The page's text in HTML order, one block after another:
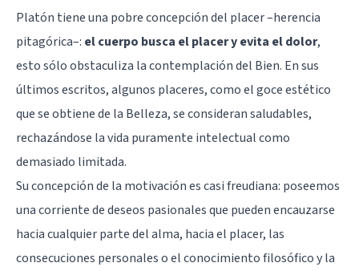
Platón tiene una pobre concepción del placer –herencia
pitagórica–: el cuerpo busca el placer y evita el dolor,
esto sólo obstaculiza la contemplación del Bien. En sus
últimos escritos, algunos placeres, como el goce estético
que se obtiene de la Belleza, se consideran saludables,
rechazándose la vida puramente intelectual como
demasiado limitada.
Su concepción de la motivación es casi freudiana: poseemos
una corriente de deseos pasionales que pueden encauzarse
hacia cualquier parte del alma, hacia el placer, las
consecuciones personales o elconocimiento filosóficoy la